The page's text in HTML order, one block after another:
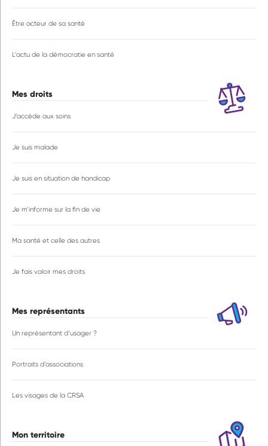
Être acteur de sa santé
L’actu de la démocratie en santé
Mes droits
J’accède aux soins
Je suis malade
Je suis en situation de handicap
Je m’informe sur la fin de vie
Ma santé et celle des autres
Je fais valoir mes droits
Mes représentants
Un représentant d’usager ?
Portraits d’associations
Les visages de la CRSA
Mon territoire